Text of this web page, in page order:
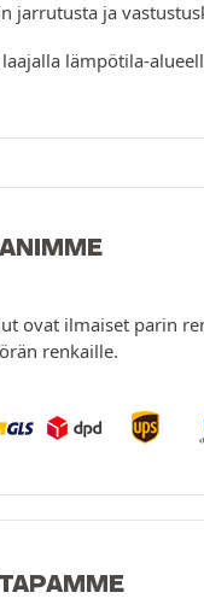
jarrutusta ja
lämpötila-
ovat ilmaiset parin
renkaille.